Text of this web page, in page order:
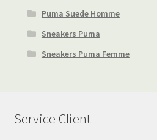
Puma Suede Homme
Sneakers Puma
Sneakers Puma Femme
Service Client